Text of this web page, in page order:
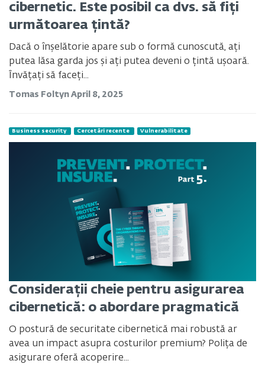
cibernetic. Este posibil ca dvs. să fiți
următoarea țintă?
Dacă o înșelătorie apare sub o formă cunoscută, ați
putea lăsa garda jos și ați putea deveni o țintă ușoară.
Învățați să faceți...
Tomas Foltyn April 8, 2025
Business security Cercetări recente Vulnerabilitate
Considerații cheie pentru asigurarea
cibernetică: o abordare pragmatică
O postură de securitate cibernetică mai robustă ar
avea un impact asupra costurilor premium? Polița de
asigurare oferă acoperire...